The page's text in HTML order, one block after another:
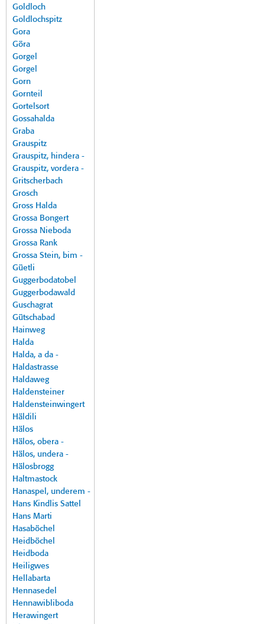
Goldloch
Goldlochspitz
Gora
Göra
Gorgel
Gorgel
Gorn
Gornteil
Gortelsort
Gossahalda
Graba
Grauspitz
Grauspitz, hindera -
Grauspitz, vordera -
Gritscherbach
Grosch
Gross Halda
Grossa Bongert
Grossa Nieboda
Grossa Rank
Grossa Stein, bim -
Güetli
Guggerbodatobel
Guggerbodawald
Guschagrat
Gütschabad
Hainweg
Halda
Halda, a da -
Haldastrasse
Haldaweg
Haldensteiner
Haldensteinwingert
Häldili
Hälos
Hälos, obera -
Hälos, undera -
Hälosbrogg
Haltmastock
Hanaspel, underem -
Hans Kindlis Sattel
Hans Marti
Hasaböchel
Heidböchel
Heidboda
Heiligwes
Hellabarta
Hennasedel
Hennawibliboda
Herawingert